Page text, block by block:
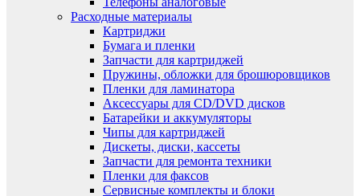
Расходные материалы
Картриджи
Бумага и пленки
Запчасти для картриджей
Пружины, обложки для брошюровщиков
Пленки для ламинатора
Аксессуары для CD/DVD дисков
Батарейки и аккумуляторы
Чипы для картриджей
Дискеты, диски, кассеты
Запчасти для ремонта техники
Пленки для факсов
Сервисные комплекты и блоки